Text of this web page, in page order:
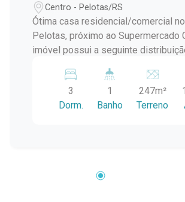
Centro - Pelotas/RS
Ótima casa residencial/comercial
Pelotas, próximo ao Supermercado
imóvel possui a seguinte
terceiro um pouco menor, sala de
lareira, sala de jantar, cozinha,
lavanderia, despensa, pátio com
3
Dorm.
1
Banho
247m²
Terreno